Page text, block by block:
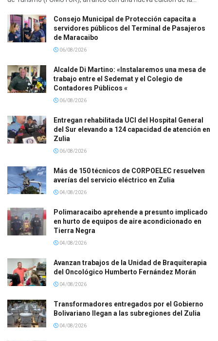
Consejo Municipal de Protección capacita a
servidores públicos del Terminal de Pasajeros
de Maracaibo
06/08/2026
Alcalde Di Martino: «Instalaremos una mesa de
trabajo entre el Sedemat y el Colegio de
Contadores Públicos «
06/08/2026
Entregan rehabilitada UCI del Hospital General
del Sur elevando a 124 capacidad de atención en
Zulia
06/08/2026
Más de 150 técnicos de CORPOELEC resuelven
averías del servicio eléctrico en Zulia
04/08/2026
Polimaracaibo aprehende a presunto implicado
en hurto de equipos de aire acondicionado en
Tierra Negra
04/08/2026
Avanzan trabajos de la Unidad de Braquiterapia
del Oncológico Humberto Fernández Morán
04/08/2026
Transformadores entregados por el Gobierno
Bolivariano llegan a las subregiones del Zulia
04/08/2026